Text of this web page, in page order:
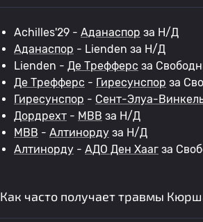
Achilles'29 - Аданаспор за Н/Д
Аданаспор - Lienden за Н/Д
Lienden - Де Трефферс за
Де Трефферс - Гиресунспор за
Гиресунспор - Сент-Элуа-
Дордрехт - МВВ за Н/Д
МВВ - Алтинорду за Н/Д
Алтинорду - АДО Ден Хааг за
Как часто получает травмы